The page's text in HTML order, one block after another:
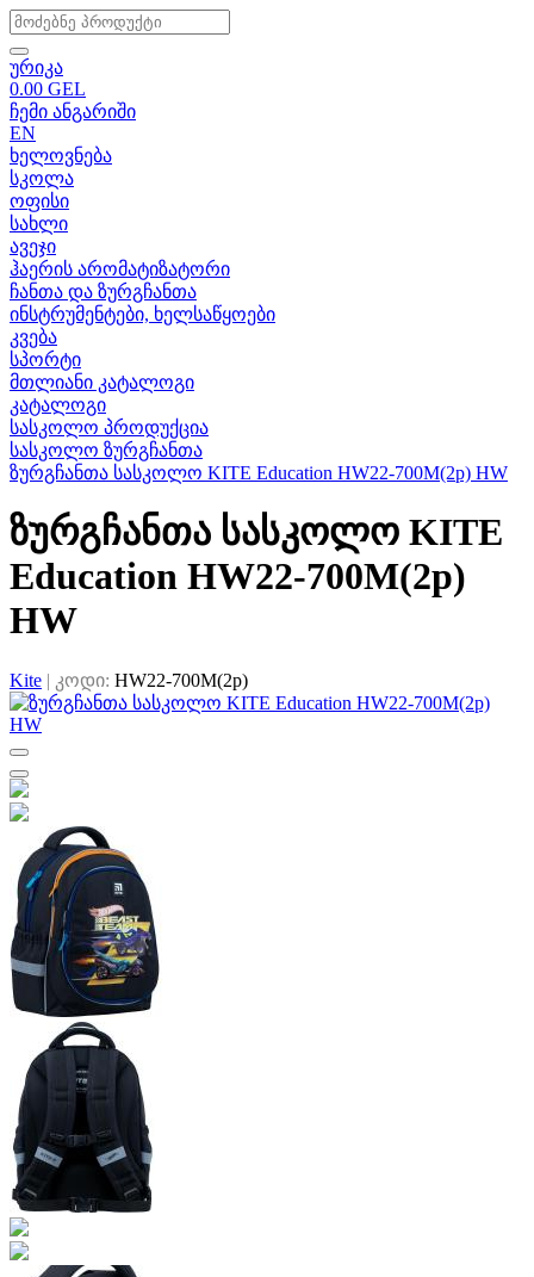
ურიკა
0.00 GEL
ჩემი ანგარიში
EN
ხელოვნება
სკოლა
ოფისი
სახლი
ავეჯი
ჰაერის არომატიზატორი
ჩანთა და ზურგჩანთა
ინსტრუმენტები, ხელსაწყოები
კვება
სპორტი
მთლიანი კატალოგი
კატალოგი
სასკოლო პროდუქცია
სასკოლო ზურგჩანთა
ზურგჩანთა სასკოლო KITE Education HW22-700M(2p) HW
ზურგჩანთა სასკოლო KITE
Education HW22-700M(2p)
HW
Kite | კოდი: HW22-700M(2p)